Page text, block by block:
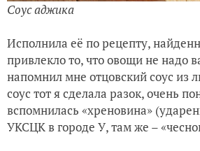
Соус аджика
Исполнила её по рецепту,
привлекло то, что овощи не надо
напомнил мне отцовский соус из
соус тот я сделала разок, очень
вспомнилась «хреновина»
УКСЦК в городе У, там же –